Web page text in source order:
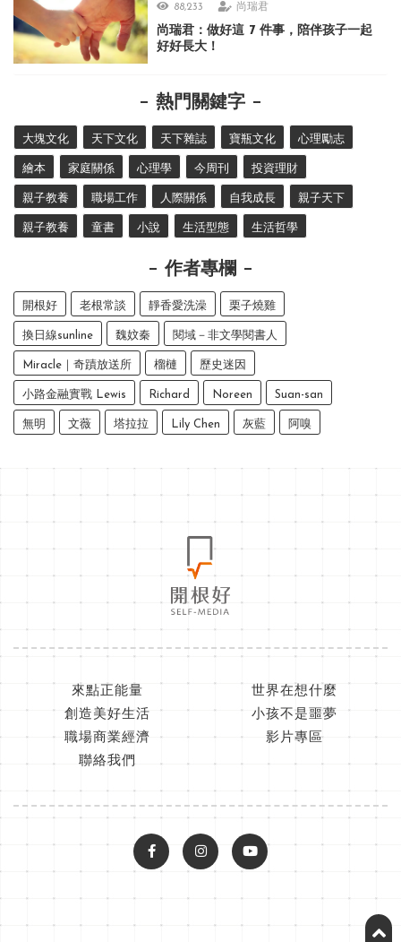
88,233 尚瑞君
尚瑞君：做好這 7 件事，陪伴孩子一起
好好長大！
熱門關鍵字
大塊文化 天下文化 天下雜誌 寶瓶文化 心理勵志
繪本 家庭關係 心理學 今周刊 投資理財
親子教養 職場工作 人際關係 自我成長 親子天下
親子教養 童書 小說 生活型態 生活哲學
作者專欄
開根好 老根常談 靜香愛洗澡 栗子燒雞
換日線sunline 魏妏秦 閱域－非文學閱書人
Miracle｜奇蹟放送所 榴槤 歷史迷因
小路金融實戰 Lewis Richard Noreen Suan-san
無明 文薇 塔拉拉 Lily Chen 灰藍 阿嗅
來點正能量
世界在想什麼
創造美好生活
小孩不是噩夢
職場商業經濟
影片專區
聯絡我們